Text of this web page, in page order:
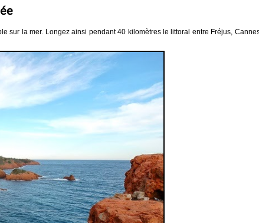
sur la mer. Longez ainsi pendant 40 kilomètres le littoral entre Fréjus,